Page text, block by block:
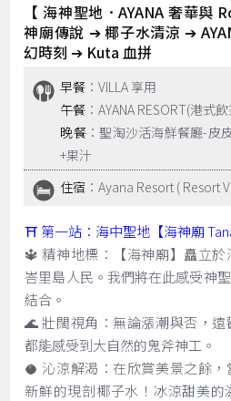
【 海神聖地．AYANA 奢華與
神廟傳說 ➔ 椰子水清涼 ➔
幻時刻 ➔ Kuta 血拼
早餐 ：VILLA 享用
午餐 ：AYANA RESORT(港式
晚餐 ：聖淘沙活海鮮餐廳-皮
+果汁
住宿 ：Ayana Resort ( Resort
⛩️ 第一站：海中聖地【海神廟
🔱 精神地標：【海神廟】矗立
峇里島人民。我們將在此感受神
結合。
🌊 壯闊視角：無論漲潮與否，遠
都能感受到大自然的鬼斧神工。
🥥 沁涼解渴：在欣賞美景之餘
新鮮的現剖椰子水！冰涼甜美